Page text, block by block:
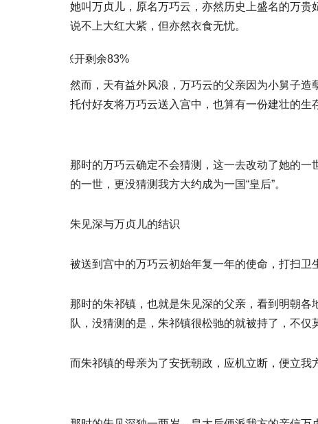
她叫万贞儿，原名万巧云，亦然历史上盛名的万
说不上大红大紫，但亦然衣食无忧。
张开剩余83%
然而，天有益外风浪，万巧云的父亲因为小舅子
托付好友将万巧云送入宫中，也算有一份建壮的生
那时的万巧云确定不会猜测，这一去改动了她的
的一世，更没猜测我方大约成为一国“皇后”。
朱见深与万贞儿的结识
被送到宫中的万巧云初始年复一年的使命，打扫卫
那时的朱祁镇，也就是朱见深的父亲，看到明朝
队，没猜测的是，朱祁镇很松驰的就被持了，不仅
而朱祁镇的母亲为了安抚朝政，应机立断，便立我